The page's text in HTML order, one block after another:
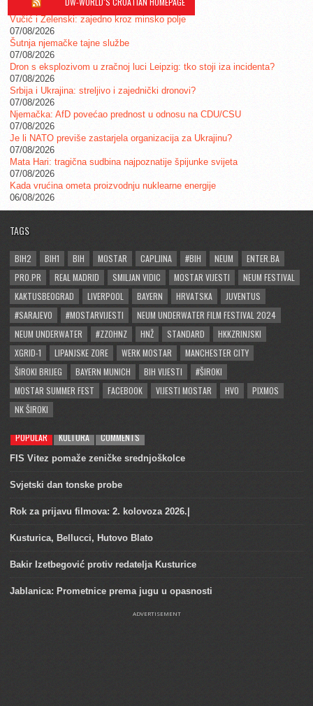
Vučić i Zelenski: zajedno kroz minsko polje
07/08/2026
Šutnja njemačke tajne službe
07/08/2026
Dron s eksplozivom u zračnoj luci Leipzig: tko stoji iza incidenta?
07/08/2026
Srbija i Ukrajina: streljivo i zajednički dronovi?
07/08/2026
Njemačka: AfD povećao prednost u odnosu na CDU/CSU
07/08/2026
Je li NATO previše zastarjela organizacija za Ukrajinu?
07/08/2026
Mata Hari: tragična sudbina najpoznatije špijunke svijeta
07/08/2026
Kada vrućina ometa proizvodnju nuklearne energije
06/08/2026
TAGS
BIH2 BIH1 BIH MOSTAR CAPLJINA #BIH NEUM
ENTER.BA
PRO.PR
REAL MADRID SMILJAN VIDIC MOSTAR VIJESTI
NEUM FESTIVAL
KAKTUSBEOGRAD
LIVERPOOL BAYERN HRVATSKA
JUVENTUS
#SARAJEVO
#MOSTARVIJESTI
NEUM UNDERWATER FILM FESTIVAL 2024
NEUM UNDERWATER
#ZZOHNZ HNŽ STANDARD
HKKZRINJSKI
XGRID-1
LIPANJSKE ZORE WERK MOSTAR
MANCHESTER CITY
ŠIROKI BRIJEG
BAYERN MUNICH BIH VIJESTI
#ŠIROKI
MOSTAR SUMMER FEST
FACEBOOK VIJESTI MOSTAR HVO
PIXMOS
NK ŠIROKI
POPULAR KULTURA COMMENTS
FIS Vitez pomaže zeničke srednjoškolce
Svjetski dan tonske probe
Rok za prijavu filmova: 2. kolovoza 2026.|
Kusturica, Bellucci, Hutovo Blato
Bakir Izetbegović protiv redatelja Kusturice
Jablanica: Prometnice prema jugu u opasnosti
ADVERTISEMENT